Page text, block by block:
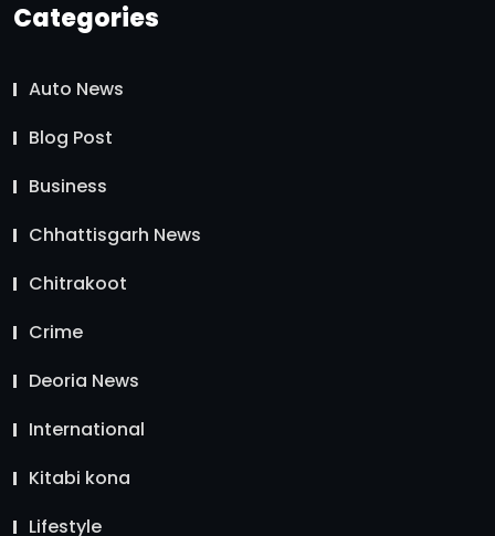
Categories
Auto News
Blog Post
Business
Chhattisgarh News
Chitrakoot
Crime
Deoria News
International
Kitabi kona
Lifestyle